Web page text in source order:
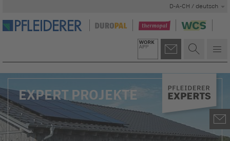
D-A-CH / deutsch
EXPERT PROJEKTE